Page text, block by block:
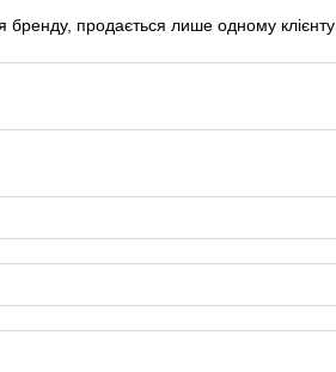
бренду, продається лише одному клієнту